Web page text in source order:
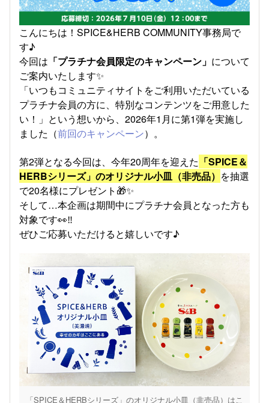
こんにちは！SPICE&HERB COMMUNITY事務局で
す♪
今回は 「プラチナ会員限定のキャンペーン」 について
ご案内いたします✨
「いつもコミュニティサイトをご利用いただいている
プラチナ会員の方に、特別なコンテンツをご用意した
い！」という想いから、2026年1月に第1弾を実施し
ました（前回のキャンペーン）。
第2弾となる今回は、今年20周年を迎えた 「SPICE＆
HERBシリーズ」のオリジナル小皿（非売品） を抽選
で20名様にプレゼント🎁✨
そして…本企画は期間中にプラチナ会員となった方も
対象です👀‼
ぜひご応募いただけると嬉しいです♪
「SPICE＆HERBシリーズ」のオリジナル小皿（非売品）はこ